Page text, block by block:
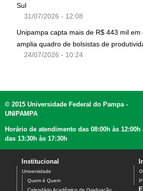
Sul
31/07/2026 - 12:08
Unipampa capta mais de R$ 443 mil
amplia quadro de bolsistas de
24/07/2026 - 10:24
© 2015 Universidade Federal do Pampa -
UNIPAMPA
Horário de atendimento das 08:00h às 12:00h
das 13:30h às 17:30h
Institucional
Universidade
Quem é Quem
Calendário Acadêmico de Graduação